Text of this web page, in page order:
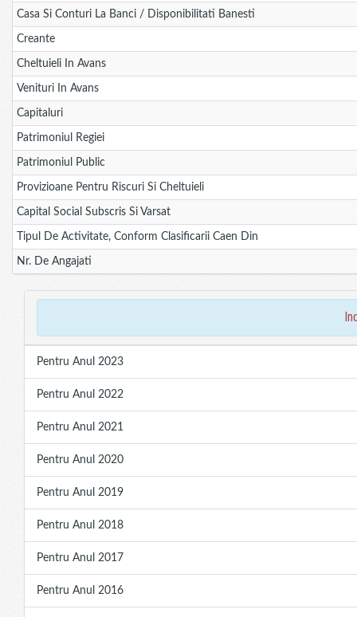
Casa Si Conturi La Banci / Disponibilitati Banesti
Creante
Cheltuieli In Avans
Venituri In Avans
Capitaluri
Patrimoniul Regiei
Patrimoniul Public
Provizioane Pentru Riscuri Si Cheltuieli
Capital Social Subscris Si Varsat
Tipul De Activitate, Conform Clasificarii Caen Din
Nr. De Angajati
Pentru Anul 2023
Pentru Anul 2022
Pentru Anul 2021
Pentru Anul 2020
Pentru Anul 2019
Pentru Anul 2018
Pentru Anul 2017
Pentru Anul 2016